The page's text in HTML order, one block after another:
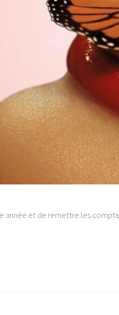
et de remettre les